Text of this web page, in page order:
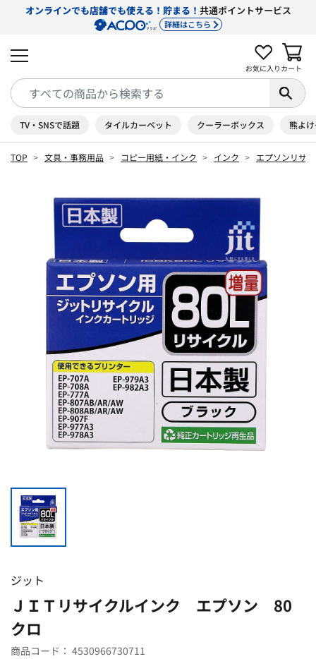
オンラインでも店舗でも使える！貯まる！ 共通ポイントサービス
詳細はこちら
お気に入り カート
TV・SNSで話題 タイルカーペット クーラーボックス 熊よ
TOP 文具・事務用品 コピー用紙・インク インク エプソンリサ
ジット
ＪＩＴリサイクルインク エプソン 80
クロ
商品コード： 4530966730711